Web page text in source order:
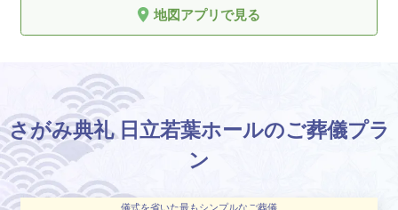
地図アプリで見る
さがみ典礼 日立若葉ホールのご葬儀プラ
ン
儀式を省いた最もシンプルなご葬儀